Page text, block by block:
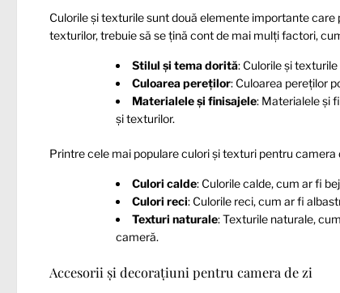
Culorile și texturile sunt două elemente importante
texturilor, trebuie să se țină cont de mai mulți factori,
Stilul și tema dorită: Culorile și
Culoarea pereților: Culoarea pereților
Materialele și finisajele: Materialele și
și texturilor.
Printre cele mai populare culori și texturi pentru camera
Culori calde: Culorile calde, cum ar fi
Culori reci: Culorile reci, cum ar fi
Texturi naturale: Texturile naturale,
cameră.
Accesorii și decorațiuni pentru camera de zi